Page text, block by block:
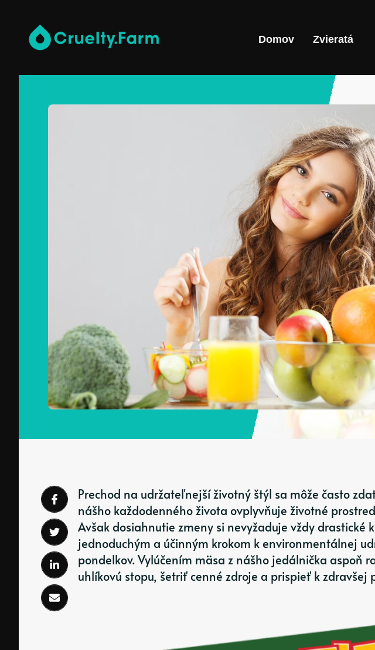
Domov Zvieratá
Prechod na udržateľnejší životný štýl sa môže často
nášho každodenného života ovplyvňuje životné
Avšak dosiahnutie zmeny si nevyžaduje vždy drastické
jednoduchým a účinným krokom k environmentálnej
pondelkov. Vylúčením mäsa z nášho jedálnička aspoň
uhlíkovú stopu, šetriť cenné zdroje a prispieť k zdravšej